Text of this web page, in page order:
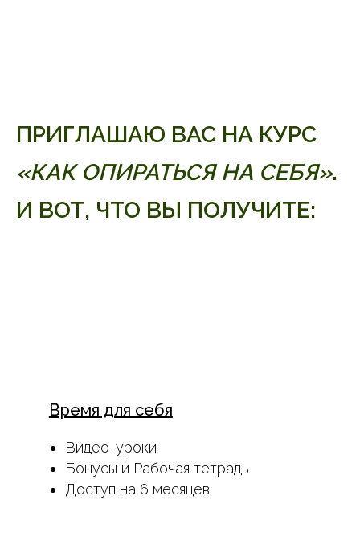
ПРИГЛАШАЮ ВАС НА КУРС
«КАК ОПИРАТЬСЯ НА СЕБЯ».
И ВОТ, ЧТО ВЫ ПОЛУЧИТЕ:
Время для себя
Видео-уроки
Бонусы и Рабочая тетрадь
Доступ на 6 месяцев.